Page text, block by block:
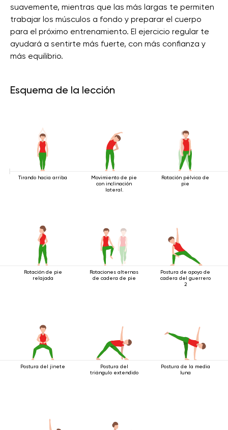
suavemente, mientras que las más largas te permiten
trabajar los músculos a fondo y preparar el cuerpo
para el próximo entrenamiento. El ejercicio regular te
ayudará a sentirte más fuerte, con más confianza y
más equilibrio.
Esquema de la lección
Tirando hacia arriba
Movimiento de pie
con inclinación
lateral.
Rotación pélvica de
pie
Rotación de pie
relajada
Rotaciones alternas
de cadera de pie
Postura de apoyo de
cadera del guerrero
2
Postura del jinete
Postura del
triángulo extendido
Postura de la media
luna